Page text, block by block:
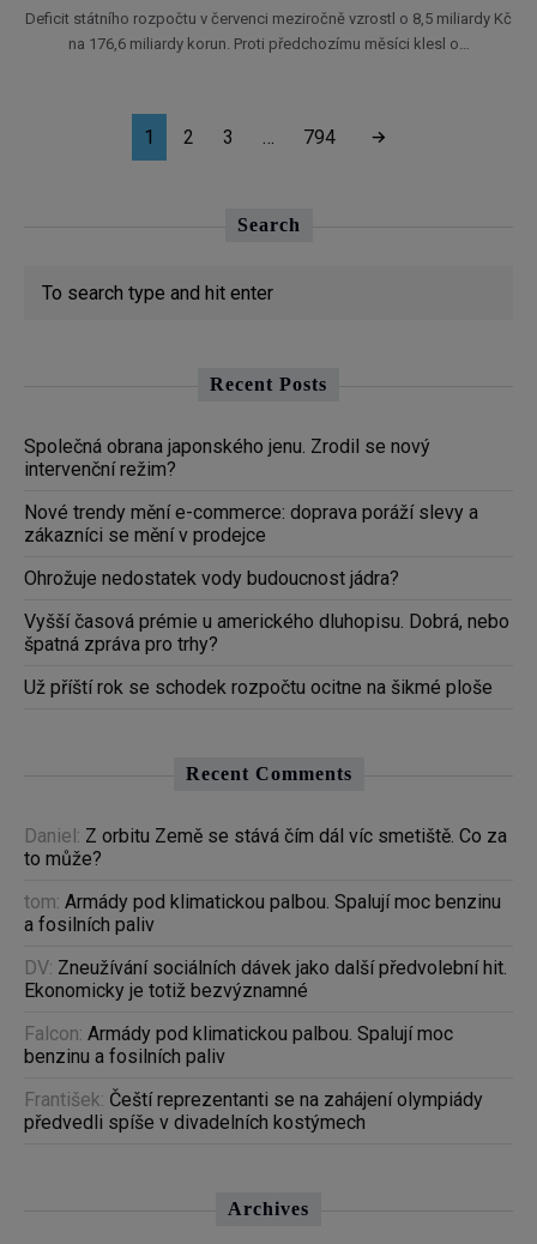
Deficit státního rozpočtu v červenci meziročně vzrostl o 8,5 miliardy Kč
na 176,6 miliardy korun. Proti předchozímu měsíci klesl o…
1 2 3 … 794
Search
Recent Posts
Společná obrana japonského jenu. Zrodil se nový
intervenční režim?
Nové trendy mění e-commerce: doprava poráží slevy a
zákazníci se mění v prodejce
Ohrožuje nedostatek vody budoucnost jádra?
Vyšší časová prémie u amerického dluhopisu. Dobrá, nebo
špatná zpráva pro trhy?
Už příští rok se schodek rozpočtu ocitne na šikmé ploše
Recent Comments
Daniel : Z orbitu Země se stává čím dál víc smetiště. Co za
to může?
tom: Armády pod klimatickou palbou. Spalují moc benzinu
a fosilních paliv
DV: Zneužívání sociálních dávek jako další předvolební hit.
Ekonomicky je totiž bezvýznamné
Falcon: Armády pod klimatickou palbou. Spalují moc
benzinu a fosilních paliv
František: Čeští reprezentanti se na zahájení olympiády
předvedli spíše v divadelních kostýmech
Archives